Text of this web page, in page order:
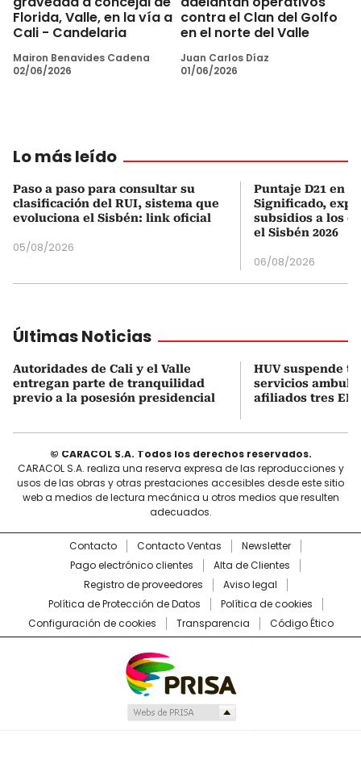
Florida, Valle, en la vía a
Cali - Candelaria
Mairon Benavides Cadena
02/06/2026
contra el Clan del Golfo
en el norte del Valle
Juan Carlos Díaz
01/06/2026
Lo más leído
Paso a paso para consultar su
clasificación del RUI, sistema que
evoluciona el Sisbén: link oficial
05/08/2026
Puntaje D21 en
Significado,
subsidios a los
el Sisbén 2026
06/08/2026
Últimas Noticias
Autoridades de Cali y el Valle
entregan parte de tranquilidad
previo a la posesión presidencial
HUV suspende
servicios
afiliados tres EPS
© CARACOL S.A. Todos los derechos reservados.
CARACOL S.A. realiza una reserva expresa de las reproducciones y
usos de las obras y otras prestaciones accesibles desde este sitio
web a medios de lectura mecánica u otros medios que resulten
adecuados.
Contacto Contacto Ventas
Newsletter
Pago electrónico clientes
Alta de Clientes
Registro de proveedores
Aviso legal
Política de Protección de Datos
Política de cookies
Configuración de cookies
Transparencia Código Ético